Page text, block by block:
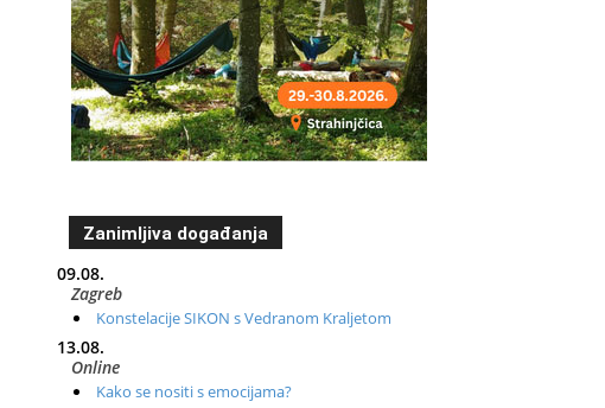
Zanimljiva događanja
09.08.
Zagreb
Konstelacije SIKON s Vedranom Kraljetom
13.08.
Online
Kako se nositi s emocijama?